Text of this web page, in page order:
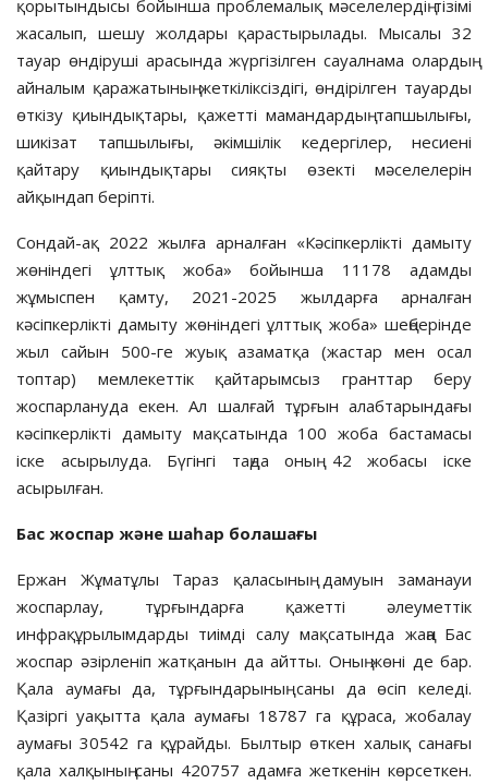
қорытындысы бойынша проблемалық мәселелердің тізімі
жасалып, шешу жолдары қарастырылады. Мысалы 32
тауар өндіруші арасында жүргізілген сауалнама олардың
айналым қаражатының жеткіліксіздігі, өндірілген тауарды
өткізу қиындықтары, қажетті мамандардың тапшылығы,
шикізат тапшылығы, әкімшілік кедергілер, несиені
қайтару қиындықтары сияқты өзекті мәселелерін
айқындап беріпті.
Сондай-ақ 2022 жылға арналған «Кәсіпкерлікті дамыту
жөніндегі ұлттық жоба» бойынша 11178 адамды
жұмыспен қамту, 2021-2025 жылдарға арналған
кәсіпкерлікті дамыту жөніндегі ұлттық жоба» шеңберінде
жыл сайын 500-ге жуық азаматқа (жастар мен осал
топтар) мемлекеттік қайтарымсыз гранттар беру
жоспарлануда екен. Ал шалғай тұрғын алабтарындағы
кәсіпкерлікті дамыту мақсатында 100 жоба бастамасы
іске асырылуда. Бүгінгі таңда оның 42 жобасы іске
асырылған.
Бас жоспар және шаһар болашағы
Ержан Жұматұлы Тараз қаласының дамуын заманауи
жоспарлау, тұрғындарға қажетті әлеуметтік
инфрақұрылымдарды тиімді салу мақсатында жаңа Бас
жоспар әзірленіп жатқанын да айтты. Оның жөні де бар.
Қала аумағы да, тұрғындарының саны да өсіп келеді.
Қазіргі уақытта қала аумағы 18787 га құраса, жобалау
аумағы 30542 га құрайды. Былтыр өткен халық санағы
қала халқының саны 420757 адамға жеткенін көрсеткен.